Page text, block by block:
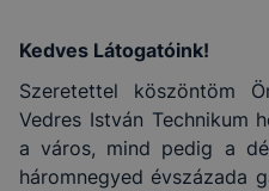
Kedves Látogatóink!
Szeretettel köszöntöm
Vedres István Technikum
a város, mind pedig a
háromnegyed évszázada